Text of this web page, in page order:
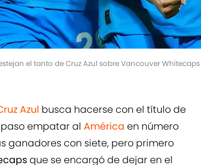
el tanto de Cruz Azul sobre Vancouver
Azul busca hacerse con el título de
empatar al América en número
ganadores con siete, pero primero
que se encargó de dejar en el